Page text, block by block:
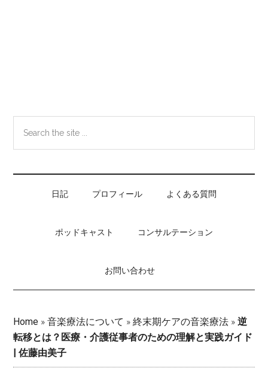
the
日記 プロフィール よくある質問
ポッドキャスト コンサルテーション
お問い合わせ
Home »音楽療法について »終末期ケアの音楽療法 »逆
転移とは？医療・介護従事者のための理解と実践ガイド
| 佐藤由美子